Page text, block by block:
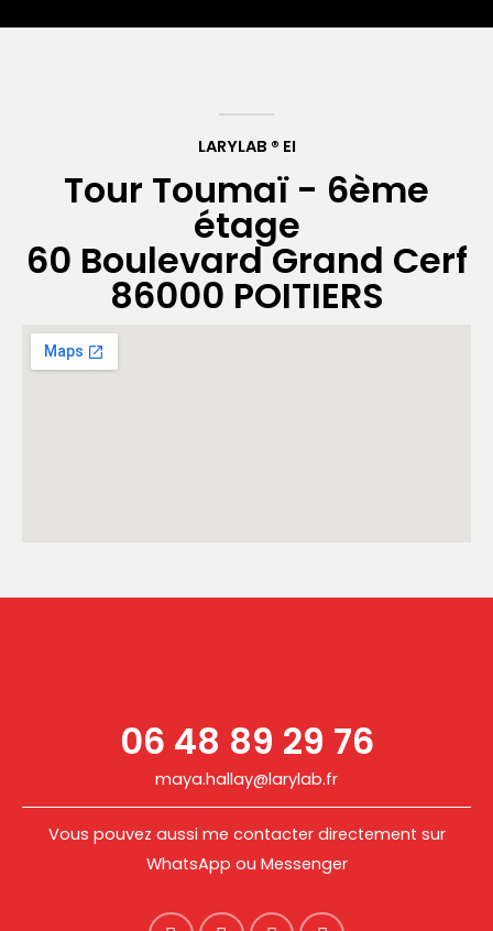
LARYLAB ® EI
Tour Toumaï - 6ème
étage
60 Boulevard Grand Cerf
86000 POITIERS
06 48 89 29 76
maya.hallay@larylab.fr
Vous pouvez aussi me contacter directement sur
WhatsApp ou Messenger